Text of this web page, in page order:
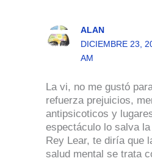
ALAN
DICIEMBRE 23,
AM
La vi, no me gustó
refuerza prejuicios,
antipsicoticos y
espectáculo lo salva
Rey Lear, te diría que
salud mental se trata